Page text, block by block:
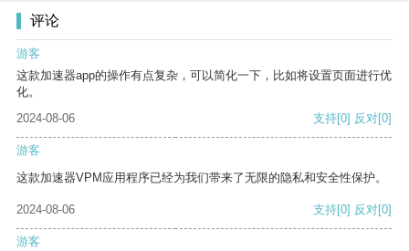
评论
游客
这款加速器app的操作有点复杂，可以简化一下，比如将设置页面进行优
化。
2024-08-06
支持[0] 反对[0]
游客
这款加速器VPM应用程序已经为我们带来了无限的隐私和安全性保护。
2024-08-06 支持[0] 反对[0]
游客